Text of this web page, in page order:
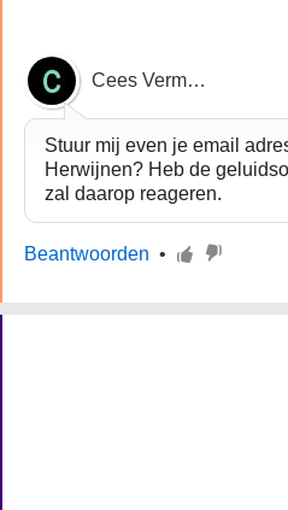
Cees Vermeent
Stuur mij even je email
Herwijnen? Heb de
zal daarop reageren.
Beantwoorden •